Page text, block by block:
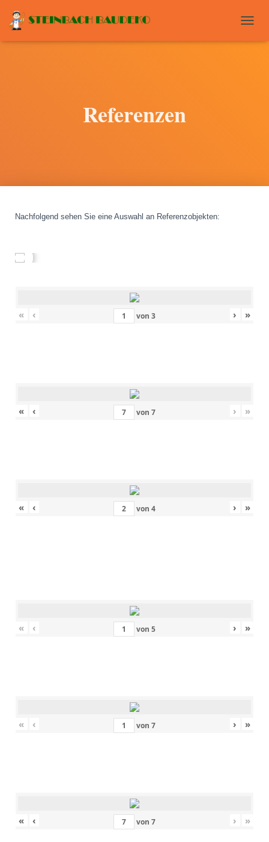
O
Referenzen
Nachfolgend sehen Sie eine Auswahl an Referenzobjekten:
« ‹ von 3 › »
« ‹ von 7 › »
« ‹ von 4 › »
« ‹ von 5 › »
« ‹ von 7 › »
« ‹ von 7 › »